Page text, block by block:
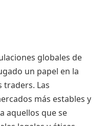
globales de
un papel en la
traders. Las
más estables y
aquellos que se